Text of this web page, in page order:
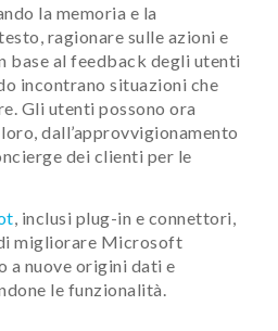
la memoria e la
ragionare sulle azioni e
base al feedback degli utenti
incontrano situazioni che
Gli utenti possono ora
dall’approvvigionamento
dei clienti per le
, inclusi plug-in e connettori,
migliorare Microsoft
a nuove origini dati e
le funzionalità.